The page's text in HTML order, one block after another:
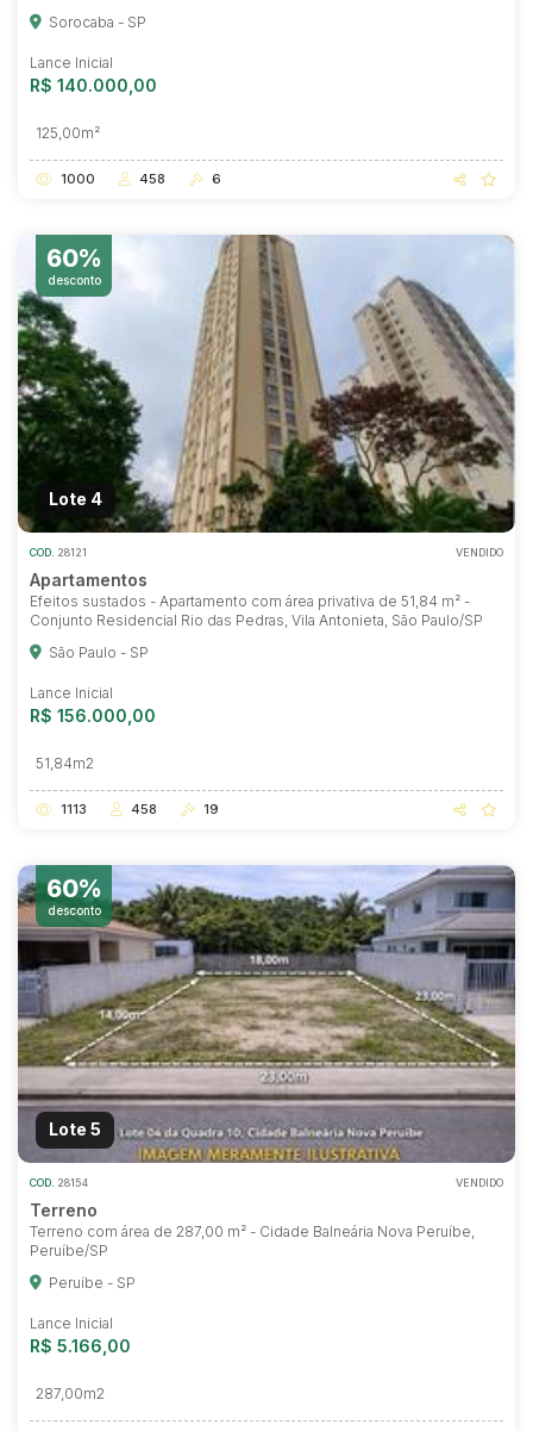
Sorocaba - SP
Lance Inicial
R$ 140.000,00
125,00m²
1000 458 6
60%
desconto
Lote 4
COD. 28121 VENDIDO
Apartamentos
Efeitos sustados - Apartamento com área privativa de 51,84 m² -
Conjunto Residencial Rio das Pedras, Vila Antonieta, São Paulo/SP
São Paulo - SP
Lance Inicial
R$ 156.000,00
51,84m2
1113 458 19
60%
desconto
Lote 5
COD. 28154 VENDIDO
Terreno
Terreno com área de 287,00 m² - Cidade Balneária Nova Peruíbe,
Peruíbe/SP
Peruíbe - SP
Lance Inicial
R$ 5.166,00
287,00m2